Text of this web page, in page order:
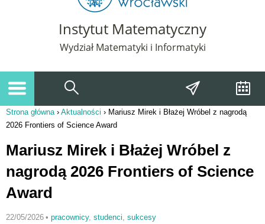
Instytut Matematyczny
Wydział Matematyki i Informatyki
Jesteś tutaj
Strona główna› Aktualności › Mariusz Mirek i Błażej Wróbel z nagrodą
2026 Frontiers of Science Award
Mariusz Mirek i Błażej Wróbel z
nagrodą 2026 Frontiers of Science
Award
22/05/2026 • pracownicy, studenci, sukcesy